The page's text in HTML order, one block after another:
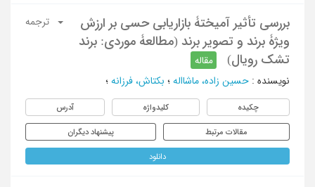
بررسی تأثیر آمیختۀ بازاریابی حسی بر ارزش
ویژۀ برند و تصویر برند (مطالعۀ موردی: برند
تشک رویال)
مقاله
ترجمه
نویسنده : حسین زاده، ماشااله ؛ بکتاش، فرزانه ؛
چکیده کلیدواژه آدرس
مقالات مرتبط پیشنهاد دیگران
دانلود